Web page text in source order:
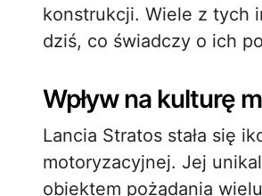
konstrukcji. Wiele z tych
dziś, co świadczy o ich
Wpływ na kulturę
Lancia Stratos stała się
motoryzacyjnej. Jej
obiektem pożądania